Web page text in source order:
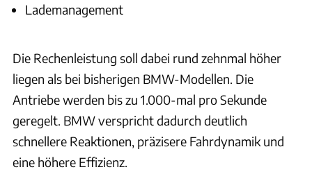
Lademanagement
Die Rechenleistung soll dabei rund zehnmal höher
liegen als bei bisherigen BMW-Modellen. Die
Antriebe werden bis zu 1.000-mal pro Sekunde
geregelt. BMW verspricht dadurch deutlich
schnellere Reaktionen, präzisere Fahrdynamik und
eine höhere Effizienz.